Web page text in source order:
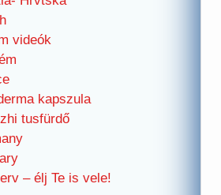
videók
kapszula
tusfürdő
– élj Te is vele!